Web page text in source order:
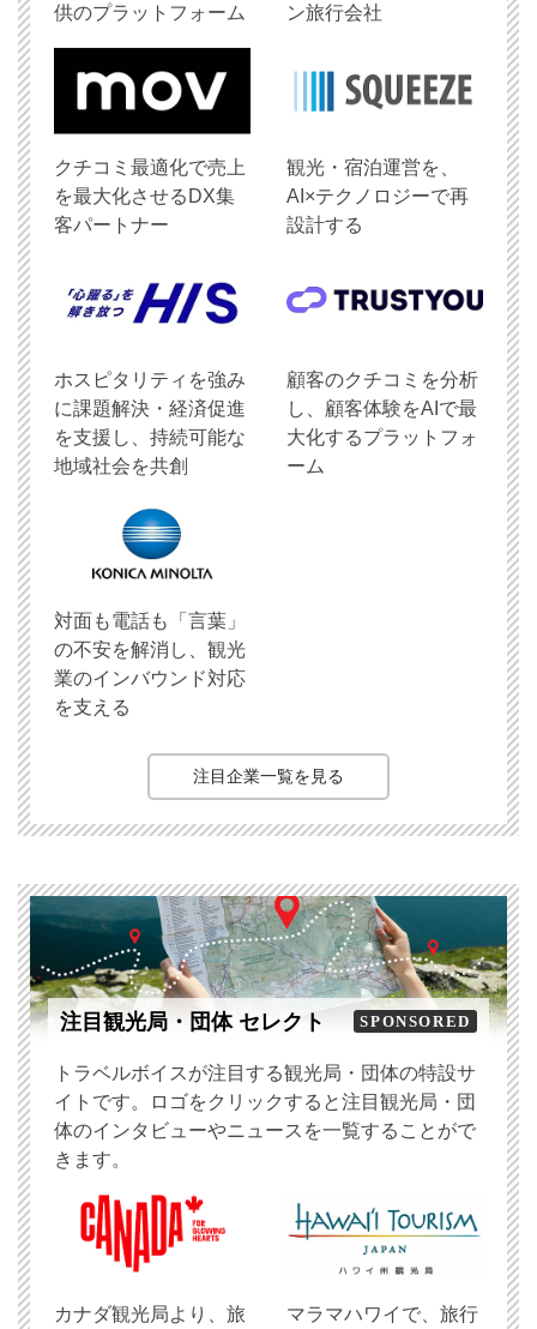
供のプラットフォーム
ン旅行会社
クチコミ最適化で売上
を最大化させるDX集
客パートナー
観光・宿泊運営を、
AI×テクノロジーで再
設計する
ホスピタリティを強み
に課題解決・経済促進
を支援し、持続可能な
地域社会を共創
顧客のクチコミを分析
し、顧客体験をAIで最
大化するプラットフォ
ーム
対面も電話も「言葉」
の不安を解消し、観光
業のインバウンド対応
を支える
注目企業一覧を見る
注目観光局・団体 セレクト SPONSORED
トラベルボイスが注目する観光局・団体の特設サ
イトです。ロゴをクリックすると注目観光局・団
体のインタビューやニュースを一覧することがで
きます。
​カナダ観光局より、旅
マラマハワイで、旅行